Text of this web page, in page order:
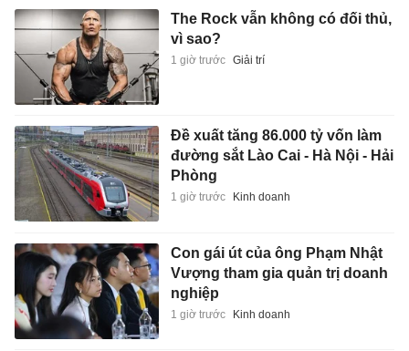
The Rock vẫn không có đối thủ,
vì sao?
1 giờ trước Giải trí
Đề xuất tăng 86.000 tỷ vốn làm
đường sắt Lào Cai - Hà Nội - Hải
Phòng
1 giờ trước Kinh doanh
Con gái út của ông Phạm Nhật
Vượng tham gia quản trị doanh
nghiệp
1 giờ trước Kinh doanh